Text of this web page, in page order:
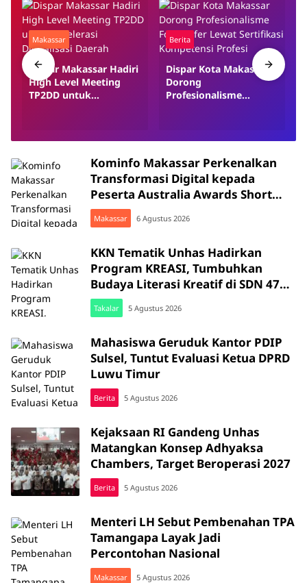
Makassar
Dispar Makassar Hadiri
High Level Meeting
TP2DD untuk
Berita
Dispar Kota Makassar
Dorong
Profesionalisme
Kominfo Makassar Perkenalkan
Transformasi Digital kepada
Peserta Australia Awards Short
Course
Makassar 6 Agustus 2026
KKN Tematik Unhas Hadirkan
Program KREASI, Tumbuhkan
Budaya Literasi Kreatif di SDN 47
Alluka Takalar
Takalar 5 Agustus 2026
Mahasiswa Geruduk Kantor PDIP
Sulsel, Tuntut Evaluasi Ketua DPRD
Luwu Timur
Berita 5 Agustus 2026
Kejaksaan RI Gandeng Unhas
Matangkan Konsep Adhyaksa
Chambers, Target Beroperasi 2027
Berita 5 Agustus 2026
Menteri LH Sebut Pembenahan TPA
Tamangapa Layak Jadi
Percontohan Nasional
Makassar 5 Agustus 2026